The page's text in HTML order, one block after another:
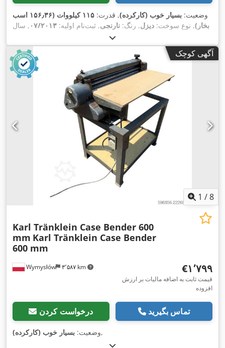
وضعیت: بسیار خوب (کارکرده), قدرت:
۱۱۵ کیلووات (۱۵۶٫۳۶ اسب
بخار), نوع سوخت: دیزل, رنگ: نارنجی, ثبت‌نام اولیه: ۰۷/۲۰۱۳ , سال
ساخت:
آگهی کوچک
1 /8
Wymysłów ۳٬۵۸۷ km
Karl Tränklein Case Bender 600
mm Karl Tränklein Case Bender
600 mm
‎€۱٬۷۹۹
قیمت ثابت به اضافه مالیات بر ارزش
افزوده
درخواست کردن تماس بگیرید
وضعیت: بسیار خوب (کارکرده) ,